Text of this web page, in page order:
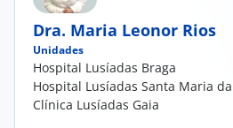
Dra. Maria Leonor Rios
Unidades
Hospital Lusíadas Braga
Hospital Lusíadas Santa Maria
Clínica Lusíadas Gaia